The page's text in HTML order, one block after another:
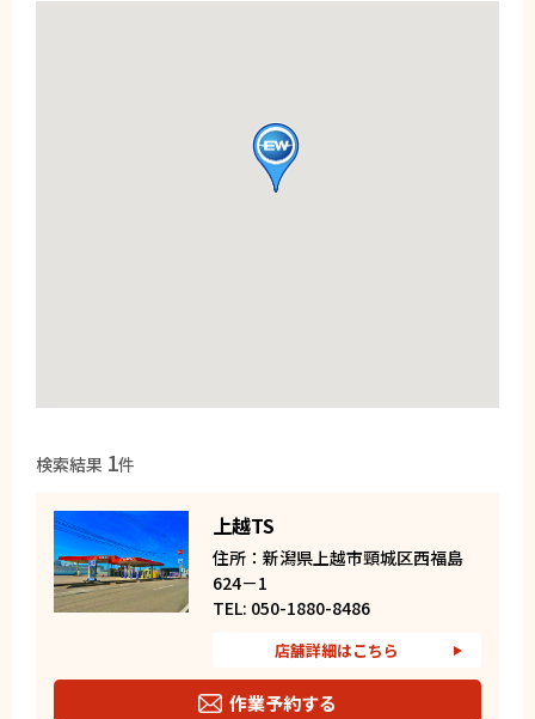
検索結果 1件
上越TS
住所：新潟県上越市頸城区西福島
624－1
TEL: 050-1880-8486
店舗詳細はこちら
作業予約する